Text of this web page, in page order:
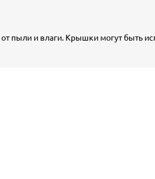
пыли и влаги. Крышки могут быть